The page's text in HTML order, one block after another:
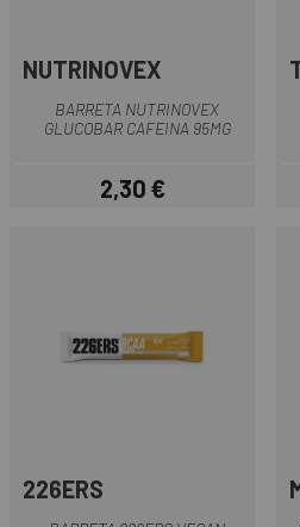
NUTRINOVEX
BARRETA NUTRINOVEX
GLUCOBAR CAFEINA 95MG
Preu
2,30 €
226ERS